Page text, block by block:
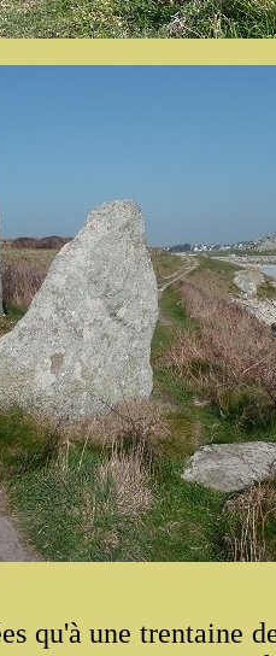
qu'à une trentaine